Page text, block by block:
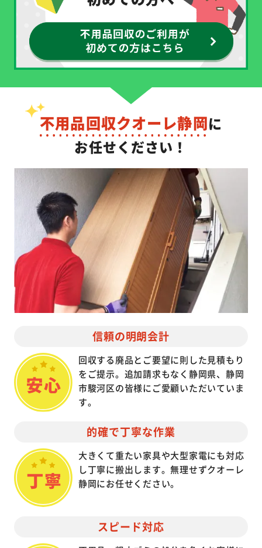
不用品回収クオーレ静岡に
お任せください！
信頼の明朗会計
回収する廃品とご要望に則した見積もり
をご提示。追加請求もなく静岡県、静岡
市駿河区の皆様にご愛顧いただいていま
す。
的確で丁寧な作業
大きくて重たい家具や大型家電にも対応
し丁寧に搬出します。無理せずクオーレ
静岡にお任せください。
スピード対応